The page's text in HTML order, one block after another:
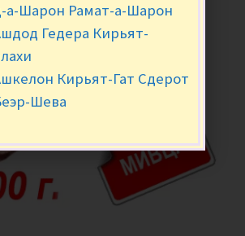
а-Шарон Рамат-а-Шарон
Гедера Кирьят-
Кирьят-Гат Сдерот
Шева